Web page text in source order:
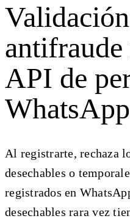
API de
WhatsApp
Al registrarte, rechaza
desechables o
registrados en
desechables rara vez